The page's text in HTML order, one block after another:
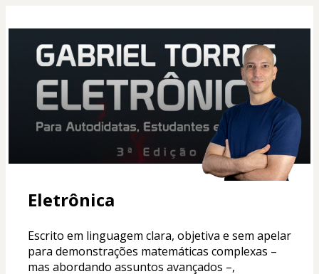
Eletrônica
Escrito em linguagem clara, objetiva e sem apelar
para demonstrações matemáticas complexas –